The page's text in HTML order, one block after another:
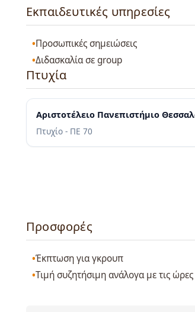
Εκπαιδευτικές υπηρεσίες
Προσωπικές σημειώσεις
Διδασκαλία σε group
Πτυχία
Αριστοτέλειο Πανεπιστήμιο
Πτυχίο - ΠΕ 70
Προσφορές
Έκπτωση για γκρουπ
Τιμή συζητήσιμη ανάλογα με τις